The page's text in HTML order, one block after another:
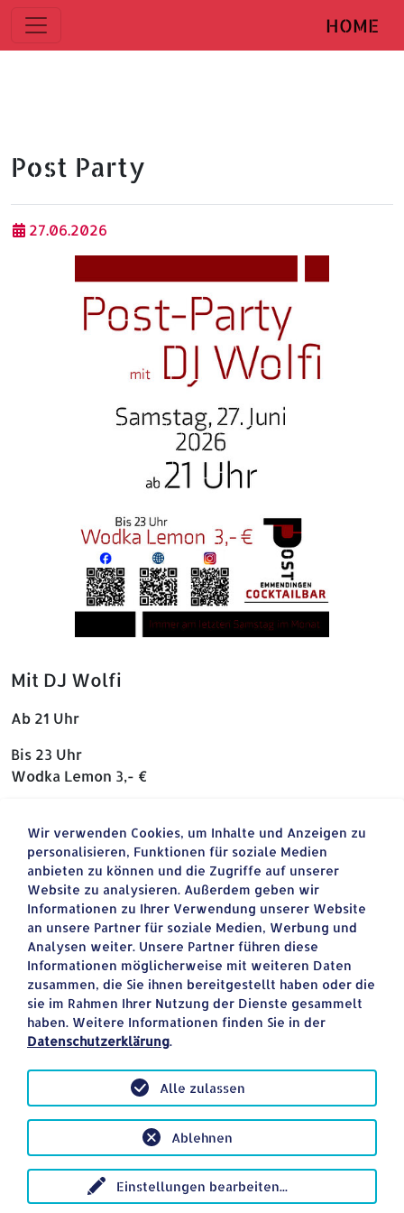
HOME
Post Party
27.06.2026
Mit DJ Wolfi
Ab 21 Uhr
Bis 23 Uhr
Wodka Lemon 3,- €
Cocktail Bar zur Post
Facebook
Homepage
Instagramm
zurück
Wir verwenden Cookies, um Inhalte und Anzeigen zu
personalisieren, Funktionen für soziale Medien
anbieten zu können und die Zugriffe auf unserer
Website zu analysieren. Außerdem geben wir
Informationen zu Ihrer Verwendung unserer Website
an unsere Partner für soziale Medien, Werbung und
Analysen weiter. Unsere Partner führen diese
Informationen möglicherweise mit weiteren Daten
zusammen, die Sie ihnen bereitgestellt haben oder die
sie im Rahmen Ihrer Nutzung der Dienste gesammelt
haben. Weitere Informationen finden Sie in der
Datenschutzerklärung.
Einstellungen bearbeiten...
Ablehnen
Alle zulassen